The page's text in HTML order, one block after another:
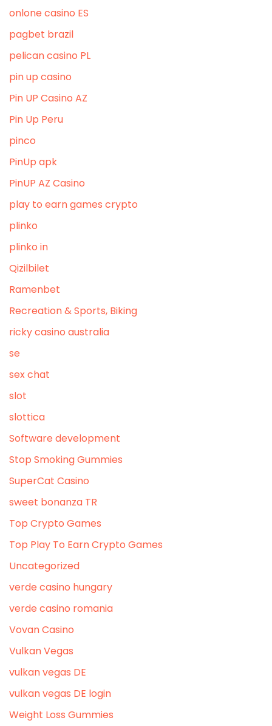
onlone casino ES
pagbet brazil
pelican casino PL
pin up casino
Pin UP Casino AZ
Pin Up Peru
pinco
PinUp apk
PinUP AZ Casino
play to earn games crypto
plinko
plinko in
Qizilbilet
Ramenbet
Recreation & Sports, Biking
ricky casino australia
se
sex chat
slot
slottica
Software development
Stop Smoking Gummies
SuperCat Casino
sweet bonanza TR
Top Crypto Games
Top Play To Earn Crypto Games
Uncategorized
verde casino hungary
verde casino romania
Vovan Casino
Vulkan Vegas
vulkan vegas DE
vulkan vegas DE login
Weight Loss Gummies